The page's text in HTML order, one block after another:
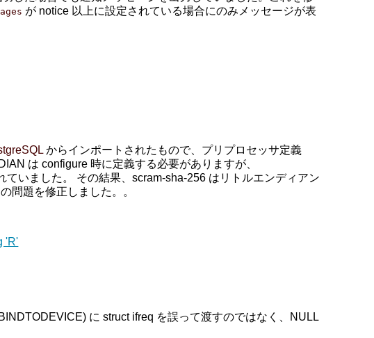
が notice 以上に設定されている場合にのみメッセージが表
からインポートされたもので、プリプロセッサ定義
は configure 時に定義する必要がありますが、
いました。 その結果、scram-sha-256 はリトルエンディアン
問題を修正しました。。
'R'
に struct ifreq を誤って渡すのではなく、NULL